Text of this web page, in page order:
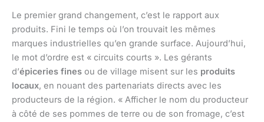
Le premier grand changement, c’est le rapport aux
produits. Fini le temps où l’on trouvait les mêmes
marques industrielles qu’en grande surface. Aujourd’hui,
le mot d’ordre est « circuits courts ». Les gérants
d’épiceries fines ou de village misent sur les produits
locaux, en nouant des partenariats directs avec les
producteurs de la région. « Afficher le nom du producteur
à côté de ses pommes de terre ou de son fromage, c’est